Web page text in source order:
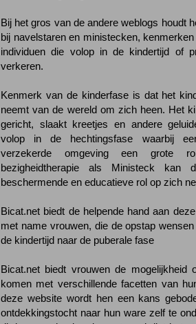
Bij het gros van de andere weblogs houdt
bij navelstaren en ministecken,
individuen die volop in de kindertijd of
verkeren.
Kenmerk van de kinderfase is dat het
neemt van de wereld om zich heen. Het
gericht, slaakt kreetjes en andere
volop in de hechtingsfase waarbij
verzekerde omgeving een grote
bezigheidtherapie als Ministeck kan
beschermende en educatieve rol op zich
Bicat.net biedt de helpende hand aan
met name vrouwen, die de opstap
de kindertijd naar de puberale fase
Bicat.net biedt vrouwen de mogelijkheid
komen met verschillende facetten van
deze website wordt hen een kans
ontdekkingstocht naar hun ware zelf te